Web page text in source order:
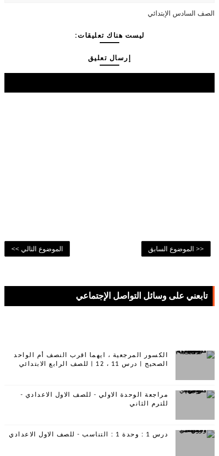
الصف السادس الإبتدائي
ليست هناك تعليقات:
إرسال تعليق
الموضوع التالي >> << الموضوع السابق
تابعني على وسائل التواصل الإجتماعي
الكسور المرجعية ، ايهما اقرب النصف أم الواحد
الصحيح | درس 11 ، 12 | للصف الرابع الابتدائي
مراجعة الوحدة الاولي - للصف الاول الاعدادي -
للترم الثاني
درس 1 : وحدة 1 : التناسب - للصف الاول الاعدادي